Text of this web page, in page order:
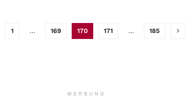
1 … 169 170 171 … 185
WERBUNG